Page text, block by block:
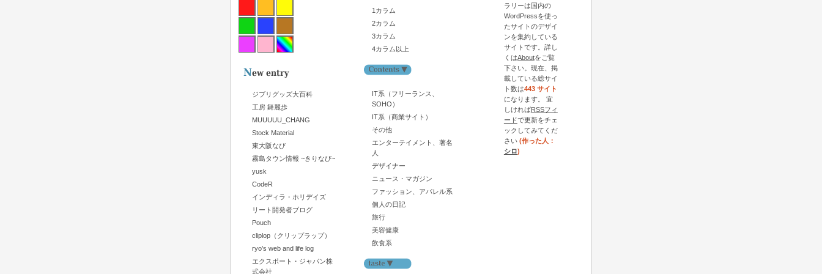
ジブリグッズ大百科
工房 舞麗歩
MUUUUU_CHANG
Stock Material
東大阪なび
霧島タウン情報 ~きりなび~
yusk
CodeR
インディラ・ホリデイズ
リート開発者ブログ
Pouch
cliplop（クリップラップ）
ryo’s web and life log
エクスポート・ジャパン株
式会社
1カラム
2カラム
3カラム
4カラム以上
IT系（フリーランス、
SOHO）
IT系（商業サイト）
その他
エンターテイメント、著名
人
デザイナー
ニュース・マガジン
ファッション、アパレル系
個人の日記
旅行
美容健康
飲食系
ラリーは国内の
WordPressを使っ
たサイトのデザイ
ンを集約している
サイトです。詳し
くはAboutをご覧
下さい。現在、掲
載している総サイ
ト数は443 サイト
になります。 宜
しければRSSフィ
ードで更新をチェ
ックしてみてくだ
さい (作った人：
シロ)